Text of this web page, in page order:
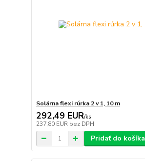
Solárna flexi rúrka 2 v 1, 10 m
292,49 EUR/ks
237,80 EUR bez DPH
Pridať do košíka